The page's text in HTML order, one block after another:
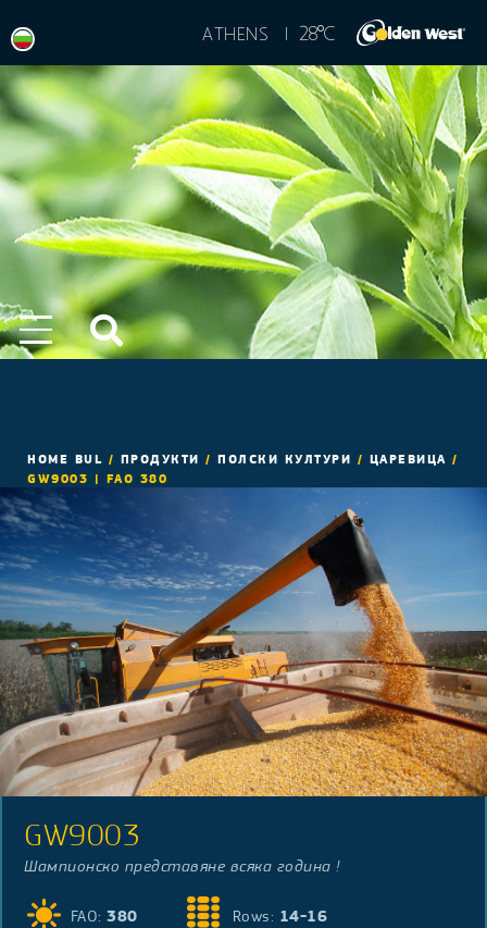
ATHENS | 28°C
HOME BUL / ПРОДУКТИ / ПОЛСКИ КУЛТУРИ / ЦАРЕВИЦА /
GW9003 | FAO 380
GW9003
Шампионско представяне всяка година !
FAO: 380 Rows: 14-16